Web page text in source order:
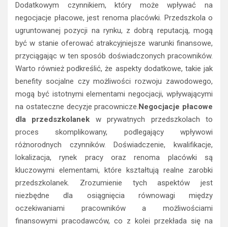
Dodatkowym czynnikiem, który może wpływać na
negocjacje płacowe, jest renoma placówki. Przedszkola o
ugruntowanej pozycji na rynku, z dobrą reputacją, mogą
być w stanie oferować atrakcyjniejsze warunki finansowe,
przyciągając w ten sposób doświadczonych pracowników.
Warto również podkreślić, że aspekty dodatkowe, takie jak
benefity socjalne czy możliwości rozwoju zawodowego,
mogą być istotnymi elementami negocjacji, wpływającymi
na ostateczne decyzje pracownicze.Negocjacje płacowe
dla przedszkolanek w prywatnych przedszkolach to
proces skomplikowany, podlegający wpływowi
różnorodnych czynników. Doświadczenie, kwalifikacje,
lokalizacja, rynek pracy oraz renoma placówki są
kluczowymi elementami, które kształtują realne zarobki
przedszkolanek. Zrozumienie tych aspektów jest
niezbędne dla osiągnięcia równowagi między
oczekiwaniami pracowników a możliwościami
finansowymi pracodawców, co z kolei przekłada się na